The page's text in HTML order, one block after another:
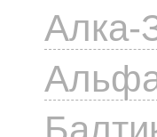
Алка-